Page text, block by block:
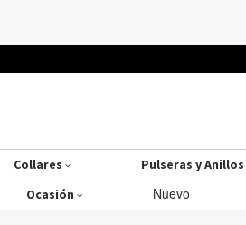
Collares
Pulseras y Anillos
Ocasión Nuevo